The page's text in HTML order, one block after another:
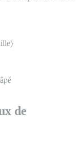
de